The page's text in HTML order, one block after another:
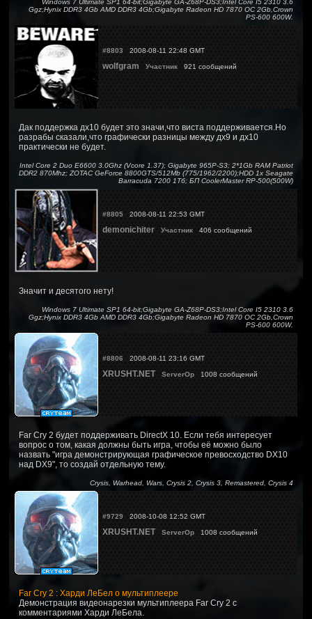
Windows 7 Ultimate SP1 64-bit;Gigabyte GA-Z68P-DS3;Intel Core I5 2310 3.6
Ggz;Hynix DDR3 4Gb AMD DDR3 4Gb;Gigabyte Radeon HD 7870 OC 2Gb,Crown
PS-600 600W.
#8803 2008-08-11 22:48 GMT
wolfgram Участник 921 сообщений
Дак поддержка дх10 будет это значи,что виста поддерживается.Но
разрабы сказали,что графически разницы между дх9 и дх10
практически не будет.
Intel Core 2 Duo E6600 3.0Ghz (Vcore 1.37); Gigabyte 965P-S3; 2*1Gb RAM Patriot
DDR2 870Mhz; ZOTAC GeForce 8800GTS/512Mb (775/1962/2200);HDD 1x Seagate
Barracuda 7200 1Тб; БП CoolerMaster RP-500(500W)
#8805 2008-08-11 22:53 GMT
demonichiter Участник 406 сообщений
Значит и десятого нету!
Windows 7 Ultimate SP1 64-bit;Gigabyte GA-Z68P-DS3;Intel Core I5 2310 3.6
Ggz;Hynix DDR3 4Gb AMD DDR3 4Gb;Gigabyte Radeon HD 7870 OC 2Gb,Crown
PS-600 600W.
#8806 2008-08-11 23:16 GMT
XRUSHT.NET ServerOp 1008 сообщений
Far Cry 2 будет поддерживать DirectX 10. Если тебя интересует
вопрос о том, какая должны быть игра, чтобы её можно было
назвать "игра демонстрирующая графическое превосходство DX10
над DX9", то создай отдельную тему.
Crysis, Warhead, Wars, Crysis 2, Crysis 3, Remastered, Crysis 4
#9729 2008-10-08 12:52 GMT
XRUSHT.NET ServerOp 1008 сообщений
Far Cry 2 : Харди ЛеБел о мультиплеере
Демонстрация видеонарезки мультиплеера Far Cry 2 с
комментариями Харди ЛеБела.